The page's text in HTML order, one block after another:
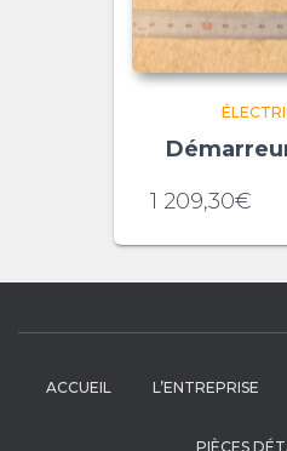
1 209,30€
ACCUEIL L’ENTREPRISE
PIÈCES